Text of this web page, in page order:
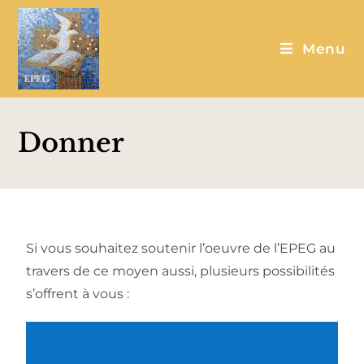
Menu
Donner
Si vous souhaitez soutenir l’oeuvre de l’EPEG au
travers de ce moyen aussi, plusieurs possibilités
s’offrent à vous :